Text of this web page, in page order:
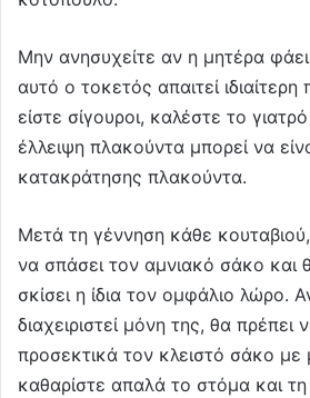
Μην ανησυχείτε αν η μητέρα
αυτό ο τοκετός απαιτεί
είστε σίγουροι, καλέστε το
έλλειψη πλακούντα μπορεί να
κατακράτησης πλακούντα.
Μετά τη γέννηση κάθε
να σπάσει τον αμνιακό σάκο και
σκίσει η ίδια τον ομφάλιο λώρο.
διαχειριστεί μόνη της, θα πρέπει
προσεκτικά τον κλειστό σάκο με
καθαρίστε απαλά το στόμα και τη